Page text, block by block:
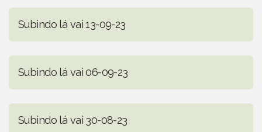
Subindo lá vai 13-09-23
Subindo lá vai 06-09-23
Subindo lá vai 30-08-23